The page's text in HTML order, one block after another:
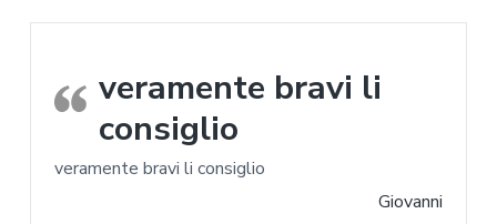
veramente bravi li
consiglio
veramente bravi li consiglio
Giovanni